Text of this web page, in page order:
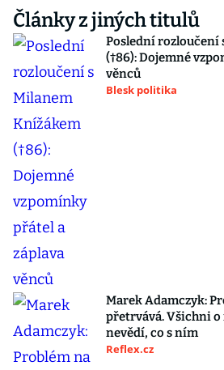
Články z jiných titulů
Poslední rozloučení
(†86): Dojemné
věnců
Blesk politika
Marek Adamczyk:
přetrvává. Všichni o
nevědí, co s ním
Reflex.cz